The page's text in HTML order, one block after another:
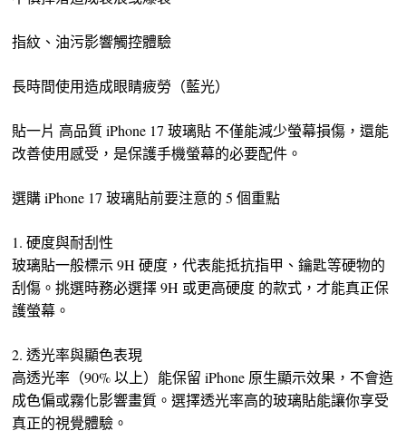
指紋、油污影響觸控體驗
長時間使用造成眼睛疲勞（藍光）
貼一片 高品質 iPhone 17 玻璃貼 不僅能減少螢幕損傷，還能
改善使用感受，是保護手機螢幕的必要配件。
選購 iPhone 17 玻璃貼前要注意的 5 個重點
1. 硬度與耐刮性
玻璃貼一般標示 9H 硬度，代表能抵抗指甲、鑰匙等硬物的
刮傷。挑選時務必選擇 9H 或更高硬度 的款式，才能真正保
護螢幕。
2. 透光率與顯色表現
高透光率（90% 以上）能保留 iPhone 原生顯示效果，不會造
成色偏或霧化影響畫質。選擇透光率高的玻璃貼能讓你享受
真正的視覺體驗。